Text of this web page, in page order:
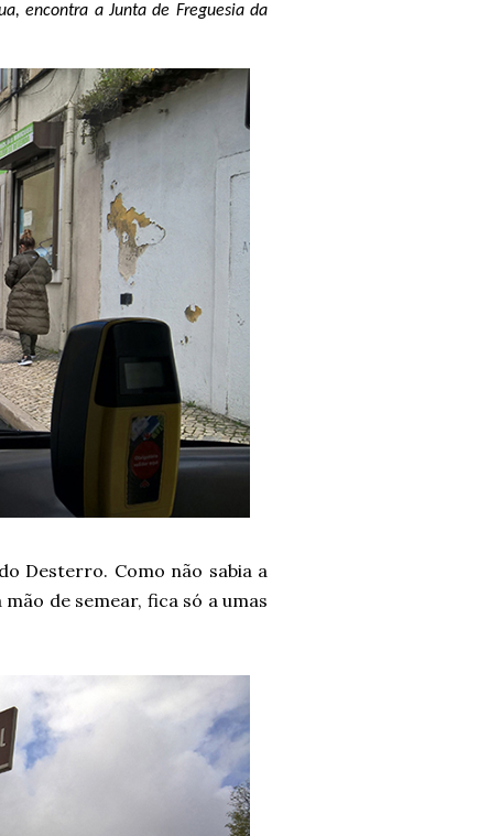
encontra a Junta de Freguesia da
Desterro. Como não sabia a
de semear, fica só a umas